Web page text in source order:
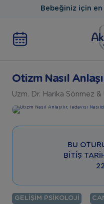
Bebeğiniz için
Otizm Nasıl
Uzm. Dr. Harika Sönmez &
BU
BITIŞ
GELIŞIM PSIKOLOJI